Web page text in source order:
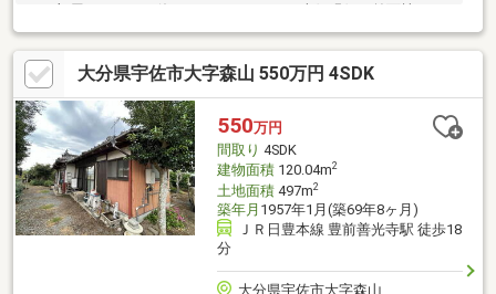
いので明るくのんびりお過ごしいただけます。・車通りの少ない
閑静な住宅地、国道10号まで2900ｍ（車6分）車通勤に便利で
す。・JR日豊本線 豊前善光寺駅まで750ｍ（徒歩10分）通勤通学
に便利です。【周辺施設】・ローソン宇佐フラワーロード店まで
700ｍ（徒歩9分）・新鮮市場 宇佐店まで3700ｍ（車8分）・ドラ
ッグストアコスモス西本町店まで2900ｍ（車6分）
大分県宇佐市大字森山 550万円 4SDK
550万円
間取り 4SDK
建物面積120.04m2
土地面積497m2
築年月 1957年1月(築69年8ヶ月)
ＪＲ日豊本線 豊前善光寺駅 徒歩18
分
大分県宇佐市大字森山